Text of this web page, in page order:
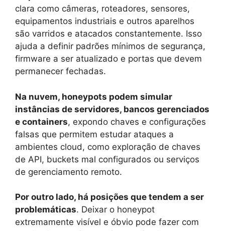
clara como câmeras, roteadores, sensores,
equipamentos industriais e outros aparelhos
são varridos e atacados constantemente. Isso
ajuda a definir padrões mínimos de segurança,
firmware a ser atualizado e portas que devem
permanecer fechadas.
Na nuvem, honeypots podem simular
instâncias de servidores, bancos gerenciados
e containers, expondo chaves e configurações
falsas que permitem estudar ataques a
ambientes cloud, como exploração de chaves
de API, buckets mal configurados ou serviços
de gerenciamento remoto.
Por outro lado, há posições que tendem a ser
problemáticas. Deixar o honeypot
extremamente visível e óbvio pode fazer com